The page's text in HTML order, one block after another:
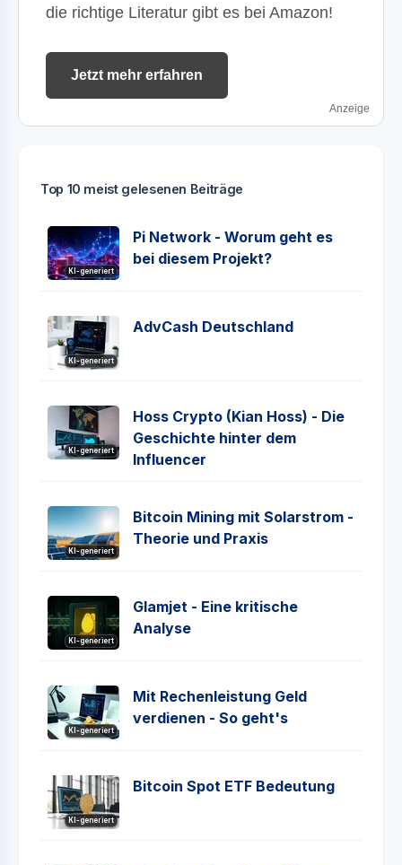
die richtige Literatur gibt es bei Amazon!
Jetzt mehr erfahren
Anzeige
Top 10 meist gelesenen Beiträge
KI-generiert
Pi Network - Worum geht es
bei diesem Projekt?
KI-generiert
AdvCash Deutschland
KI-generiert
Hoss Crypto (Kian Hoss) - Die
Geschichte hinter dem
Influencer
KI-generiert
Bitcoin Mining mit Solarstrom -
Theorie und Praxis
KI-generiert
Glamjet - Eine kritische
Analyse
KI-generiert
Mit Rechenleistung Geld
verdienen - So geht's
KI-generiert
Bitcoin Spot ETF Bedeutung